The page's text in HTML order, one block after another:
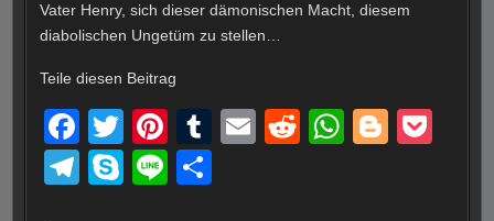
Vater Henry, sich dieser dämonischen Macht, diesem
diabolischen Ungetüm zu stellen…
Teile diesen Beitrag
F
a
c
T
wi
tt
Pi
nt
er
T
E
R
W
Bl
T
S
Li